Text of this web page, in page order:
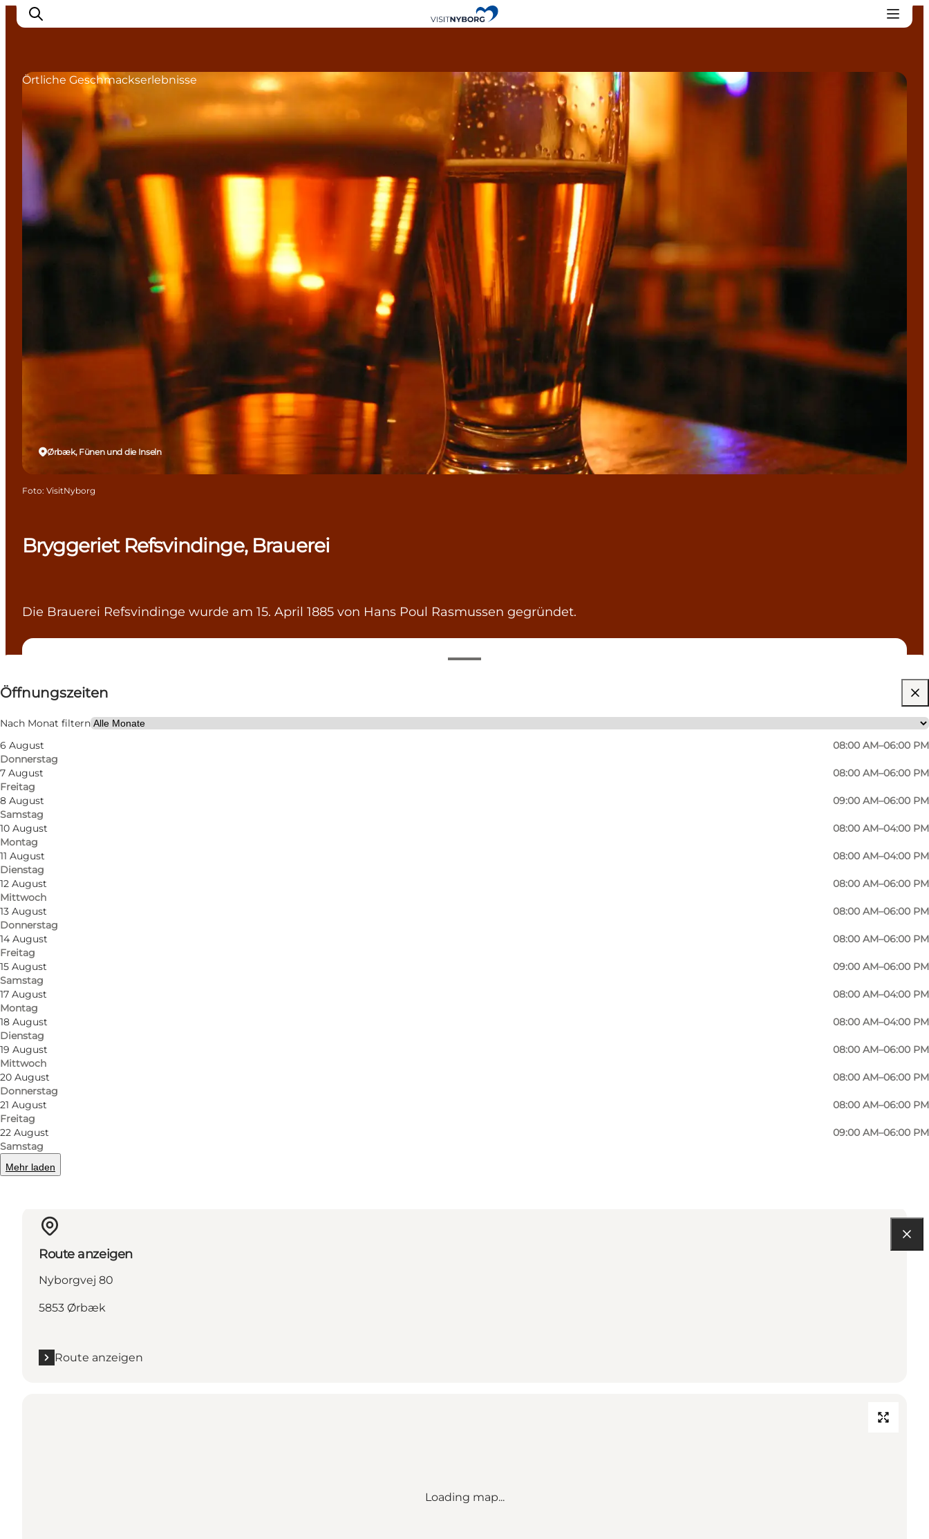
Erlebnisse in Nyborg
Outdoor
Veranstaltungen
Übernachtung
Reiseplanung
Buchen & kaufen
Bryggeriet Refsvindinge, Brauerei
Die Brauerei Refsvindinge wurde am 15. April 1885 von Hans Poul Rasmussen gegründet.
Öffnungszeiten
Nach Monat filtern
6 August
Donnerstag
08:00 AM–06:00 PM
7 August
Freitag
08:00 AM–06:00 PM
8 August
Samstag
09:00 AM–06:00 PM
10 August
Montag
08:00 AM–04:00 PM
11 August
Dienstag
08:00 AM–04:00 PM
12 August
Mittwoch
08:00 AM–06:00 PM
13 August
Donnerstag
08:00 AM–06:00 PM
14 August
Freitag
08:00 AM–06:00 PM
15 August
Samstag
09:00 AM–06:00 PM
17 August
Montag
08:00 AM–04:00 PM
18 August
Dienstag
08:00 AM–04:00 PM
19 August
Mittwoch
08:00 AM–06:00 PM
20 August
Donnerstag
08:00 AM–06:00 PM
21 August
Freitag
08:00 AM–06:00 PM
22 August
Samstag
09:00 AM–06:00 PM
Mehr laden
Website besuchen
Mir selbst, Mein Partner, Freunde
Ørbæk, Fünen und die Inseln
Örtliche Geschmackserlebnisse
Foto: VisitNyborg
Am 1. Januar 2001 übernahm die vierte Generation John Juul Rasmussen die kleine Brauerei. Die Brauerei Refsvindinge ist besonders bekannt für deren Ale Nr.
16. Es wurde 1997 als bestes Bier in Dänemark gekürt und wurde weltweit 3. Platz.
Die Brauerei ist immer noch Dänemarks kleinste Brauerei, aber trotzdem eine der bekanntesten.
Fuer weitere Informationen sehen Sie bitte die Homepage:
http://bryggerietrefsvindinge.dk/information-in-english/
Facebook
Mehr erfahren
Route anzeigen
Nyborgvej 80
5853 Ørbæk
Route anzeigen
Loading map...